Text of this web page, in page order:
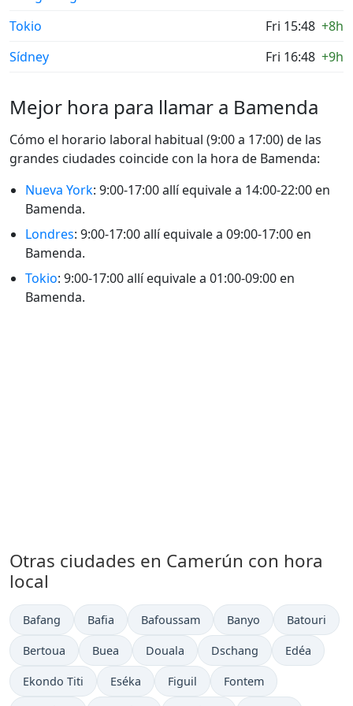
Tokio
Fri 15:48 +8h
Sídney
Fri 16:48 +9h
Mejor hora para llamar a Bamenda
Cómo el horario laboral habitual (9:00 a 17:00) de las
grandes ciudades coincide con la hora de Bamenda:
Nueva York: 9:00-17:00 allí equivale a 14:00-22:00 en
Bamenda.
Londres: 9:00-17:00 allí equivale a 09:00-17:00 en
Bamenda.
Tokio: 9:00-17:00 allí equivale a 01:00-09:00 en
Bamenda.
Otras ciudades en Camerún con hora
local
Hora actual en
Bafang Hora actual en
Bafia Hora actual en
Bafoussam Hora actual en
Banyo Hora actual
Batouri
Hora actual en
Bertoua Hora actual en
Buea Hora actual en
Douala Hora actual en
Dschang Hora actual
Edéa
Hora actual en
Ekondo Titi Hora actual en
Eséka Hora actual en
Figuil Hora actual en
Fontem